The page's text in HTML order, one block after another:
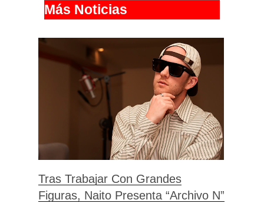
Más Noticias
Tras Trabajar Con Grandes
Figuras, Naito Presenta “Archivo N”